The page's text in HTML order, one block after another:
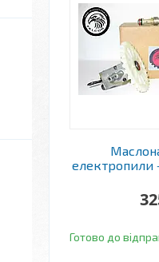
електропили
Готово до